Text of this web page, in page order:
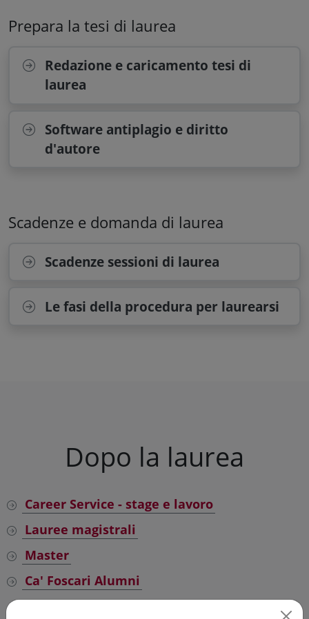
Prepara la tesi di laurea
Redazione e caricamento tesi di
laurea
Software antiplagio e diritto
d'autore
Scadenze e domanda di laurea
Scadenze sessioni di laurea
Le fasi della procedura per laurearsi
Dopo la laurea
Career Service - stage e lavoro
Lauree magistrali
Master
Ca' Foscari Alumni